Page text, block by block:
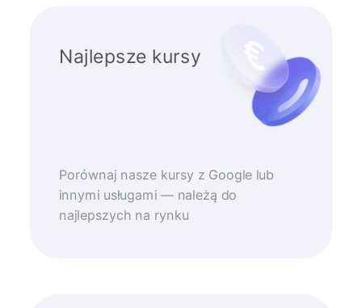
Najlepsze kursy
Porównaj nasze kursy z Google lub
innymi usługami — należą do
najlepszych na rynku